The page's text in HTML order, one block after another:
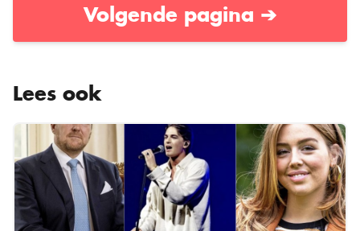
Volgende pagina ➔
Lees ook